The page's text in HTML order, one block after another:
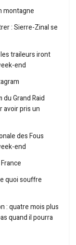
montagne
: Sierre-Zinal se
traileurs iront
end
Grand Raid
avoir pris un
des Fous
end
quoi souffre
: quatre mois plus
quand il pourra